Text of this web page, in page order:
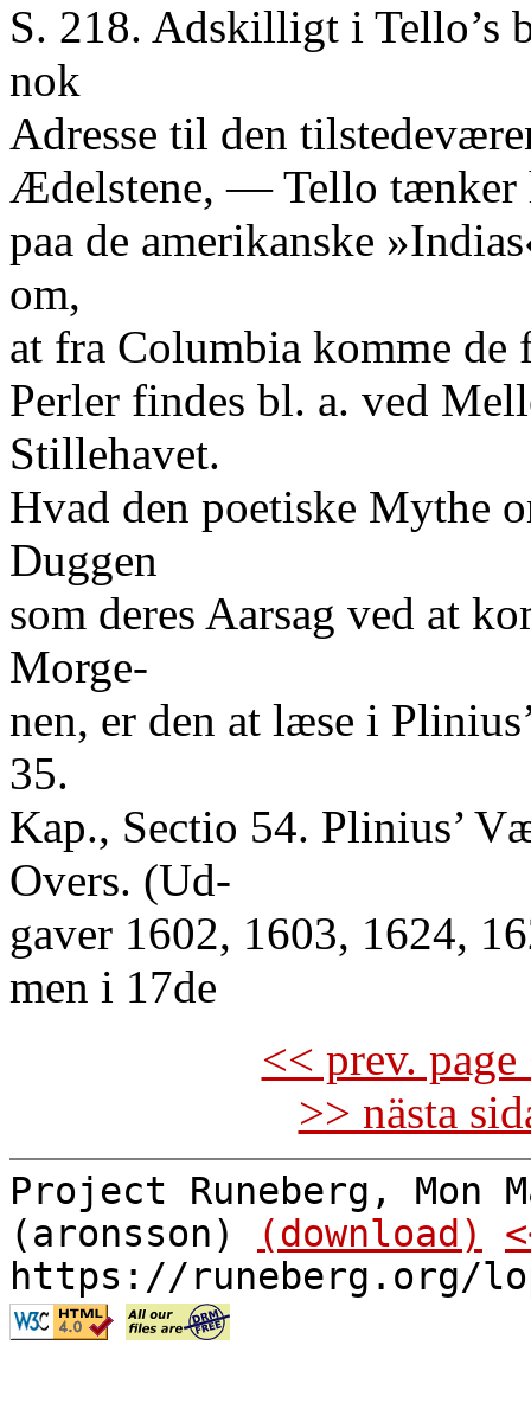
S. 218. Adskilligt i Tello’s
nok
Adresse til den
Ædelstene, — Tello tænker
paa de amerikanske
om,
at fra Columbia komme de
Perler findes bl. a. ved
Stillehavet.
Hvad den poetiske Mythe
Duggen
som deres Aarsag ved at
Morge-
nen, er den at læse i
35.
Kap., Sectio 54. Plinius’
Overs. (Ud-
gaver 1602, 1603, 1624,
men i 17de
<< prev.
>> nästa
Project Runeberg, Mon
(aronsson)
(download)
https://runeberg.org/